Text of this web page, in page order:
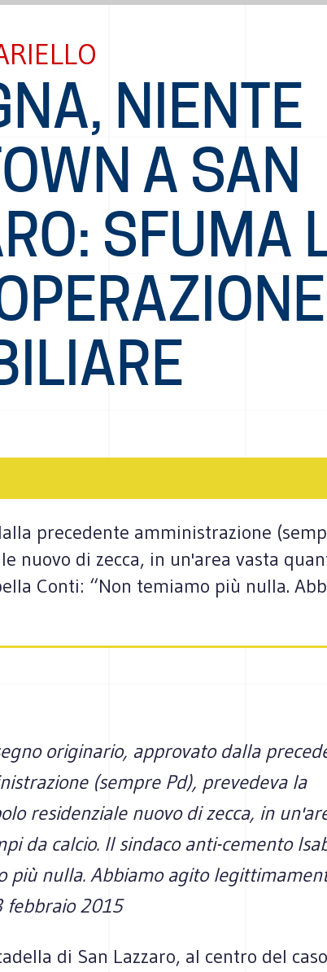
NIENTE
A SAN
SFUMA
precedente amministrazione
nuovo di zecca, in un'area vasta
Conti: “Non temiamo più nulla.
originario, approvato dalla
(sempre Pd), prevedeva la
residenziale nuovo di zecca, in
da calcio. Il sindaco anti-cemento
più nulla. Abbiamo agito
febbraio 2015
di San Lazzaro, al centro del